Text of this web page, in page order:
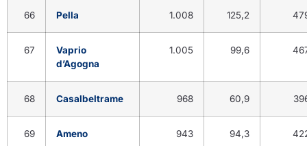
66 Pella 1.008 125,2
67
Vaprio
d’Agogna
1.005 99,6
68 Casalbeltrame 968 60,9
69 Ameno 943 94,3